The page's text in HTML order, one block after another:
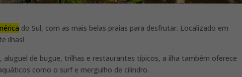
do Sul, com as mais belas praias para desfrutar. Localizado em
ilhas!
aluguel de bugue, trilhas e restaurantes típicos, a ilha também oferece
como o surf e mergulho de cilindro.